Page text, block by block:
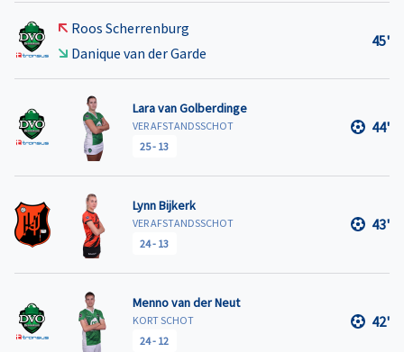
Roos Scherrenburg
Danique van der Garde
45'
Lara van Golberdinge
VER AFSTANDSSCHOT
25- 13
44'
Lynn Bijkerk
VER AFSTANDSSCHOT
24- 13
43'
Menno van der Neut
KORT SCHOT
24- 12
42'